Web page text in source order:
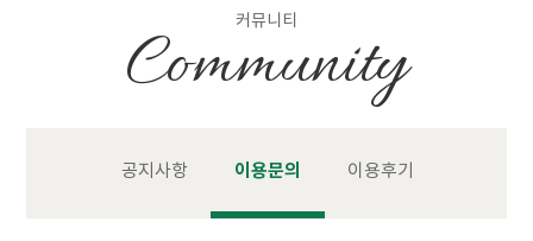
커뮤니티
Community
공지사항 이용문의 이용후기